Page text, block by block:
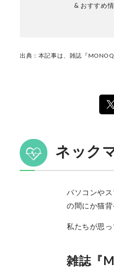
& おすすめ
11名以上の
出典：本記事は、雑誌『
ネック
パソコンや
の間にか猫
私たちが思
雑誌『